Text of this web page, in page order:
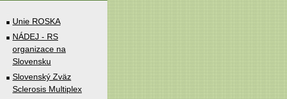
Unie ROSKA
NÁDEJ - RS
organizace na
Slovensku
Slovenský Zväz
Sclerosis Multiplex